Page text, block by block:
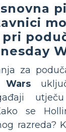
za
Wars
se
razreda?